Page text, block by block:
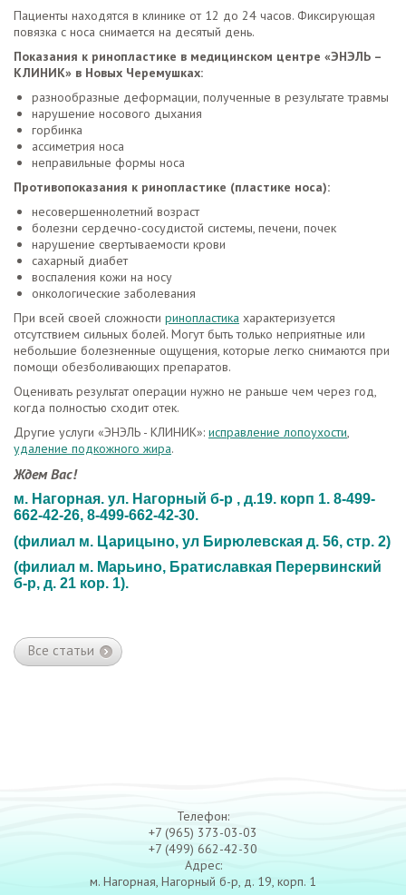
Пациенты находятся в клинике от 12 до 24 часов. Фиксирующая
повязка с носа снимается на десятый день.
Показания к ринопластике в медицинском центре «ЭНЭЛЬ –
КЛИНИК» в Новых Черемушках:
разнообразные деформации, полученные в результате травмы
нарушение носового дыхания
горбинка
ассиметрия носа
неправильные формы носа
Противопоказания к ринопластике (пластике носа):
несовершеннолетний возраст
болезни сердечно-сосудистой системы, печени, почек
нарушение свертываемости крови
сахарный диабет
воспаления кожи на носу
онкологические заболевания
При всей своей сложности ринопластика характеризуется
отсутствием сильных болей. Могут быть только неприятные или
небольшие болезненные ощущения, которые легко снимаются при
помощи обезболивающих препаратов.
Оценивать результат операции нужно не раньше чем через год,
когда полностью сходит отек.
Другие услуги «ЭНЭЛЬ - КЛИНИК»: исправление лопоухости,
удаление подкожного жира.
Ждем Вас!
м. Нагорная. ул. Нагорный б-р , д.19. корп 1. 8-499-
662-42-26, 8-499-662-42-30.
(филиал м. Царицыно, ул Бирюлевская д. 56, стр. 2)
(филиал м. Марьино, Братиславкая Перервинский
б-р, д. 21 кор. 1).
Все статьи
Телефон:
+7 (965) 373-03-03
+7 (499) 662-42-30
Адрес:
м. Нагорная, Нагорный б-р, д. 19, корп. 1